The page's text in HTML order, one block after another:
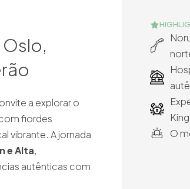
a explorar o
fiordes
vibrante. A jornada
e Alta,
autênticas com
O